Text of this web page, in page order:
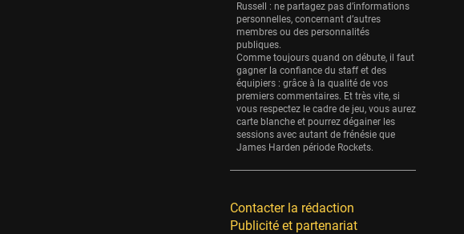
Utah Jazz
22 sessions
Toronto Raptors
18 sessions
REVERSE
11 sessions
Bleues
Russell : ne partagez pas d’informations
personnelles, concernant d’autres
membres ou des personnalités
publiques.
Comme toujours quand on débute, il faut
gagner la confiance du staff et des
équipiers : grâce à la qualité de vos
premiers commentaires. Et très vite, si
vous respectez le cadre de jeu, vous aurez
carte blanche et pourrez dégainer les
sessions avec autant de frénésie que
James Harden période Rockets.
Contacter la rédaction
Publicité et partenariat